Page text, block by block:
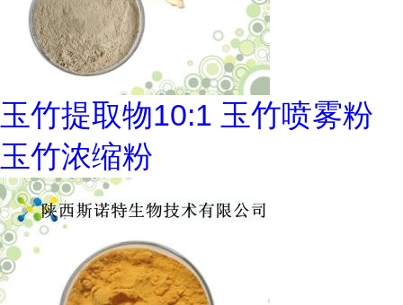
玉竹提取物10:1 玉竹喷雾粉
玉竹浓缩粉